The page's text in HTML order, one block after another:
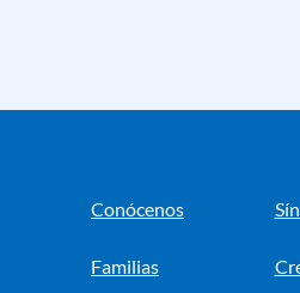
Conócenos
Familias